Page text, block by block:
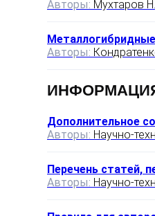
Авторы: Мухтаров
Авторы:
Дополнительное
Авторы: Научно-
Перечень статей,
Авторы: Научно-